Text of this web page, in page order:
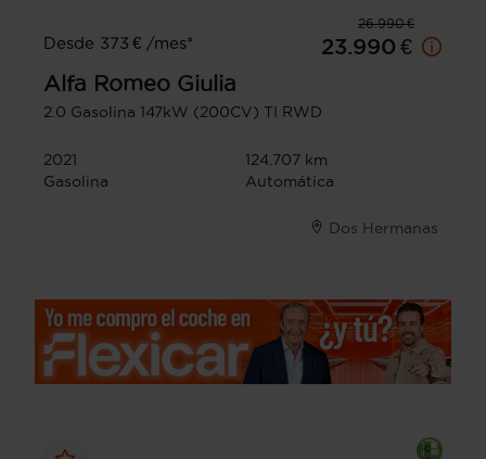
26.990 €
Desde 373 € /mes*
23.990 €
Alfa Romeo Giulia
2.0 Gasolina 147kW (200CV) TI RWD
2021
124.707 km
Gasolina
Automática
Dos Hermanas